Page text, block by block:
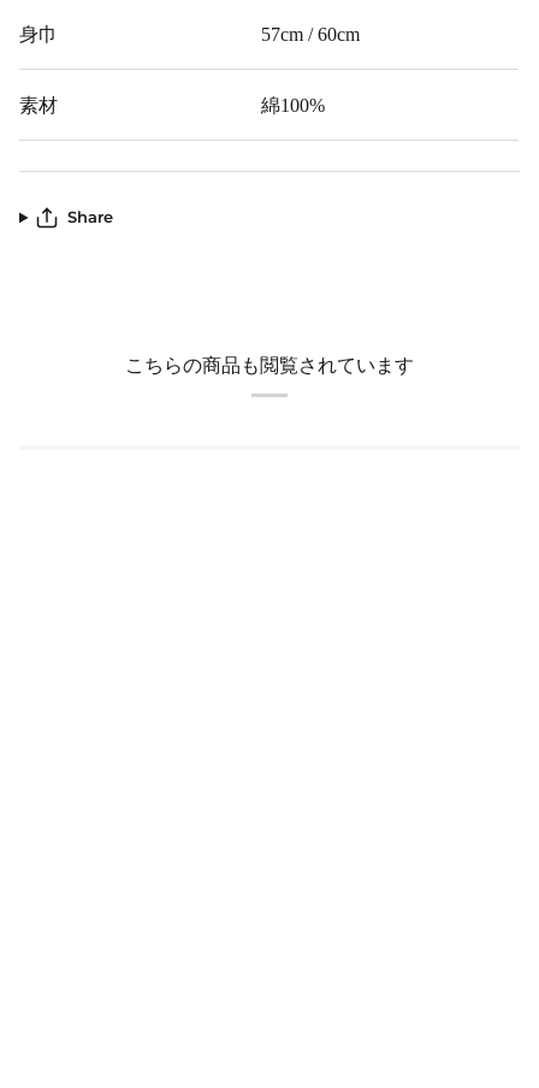
身巾 57cm / 60cm
素材 綿100%
Share
こちらの商品も閲覧されています